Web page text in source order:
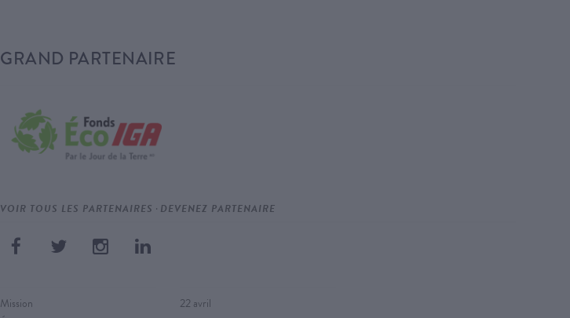
GRAND PARTENAIRE
VOIR TOUS LES PARTENAIRES · DEVENEZ PARTENAIRE
Mission
22 avril